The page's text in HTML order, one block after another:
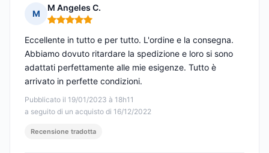
M
M Angeles C.
Nota: 5 su 5
Pubblicato il 19/01/2023 à 18h11
a seguito di un acquisto di 16/12/2022
Eccellente in tutto e per tutto. L'ordine e la consegna.
Abbiamo dovuto ritardare la spedizione e loro si sono
adattati perfettamente alle mie esigenze. Tutto è
arrivato in perfette condizioni.
Recensione tradotta